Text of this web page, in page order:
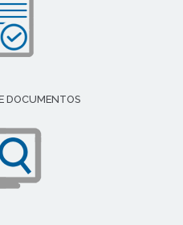
DOCUMENTOS